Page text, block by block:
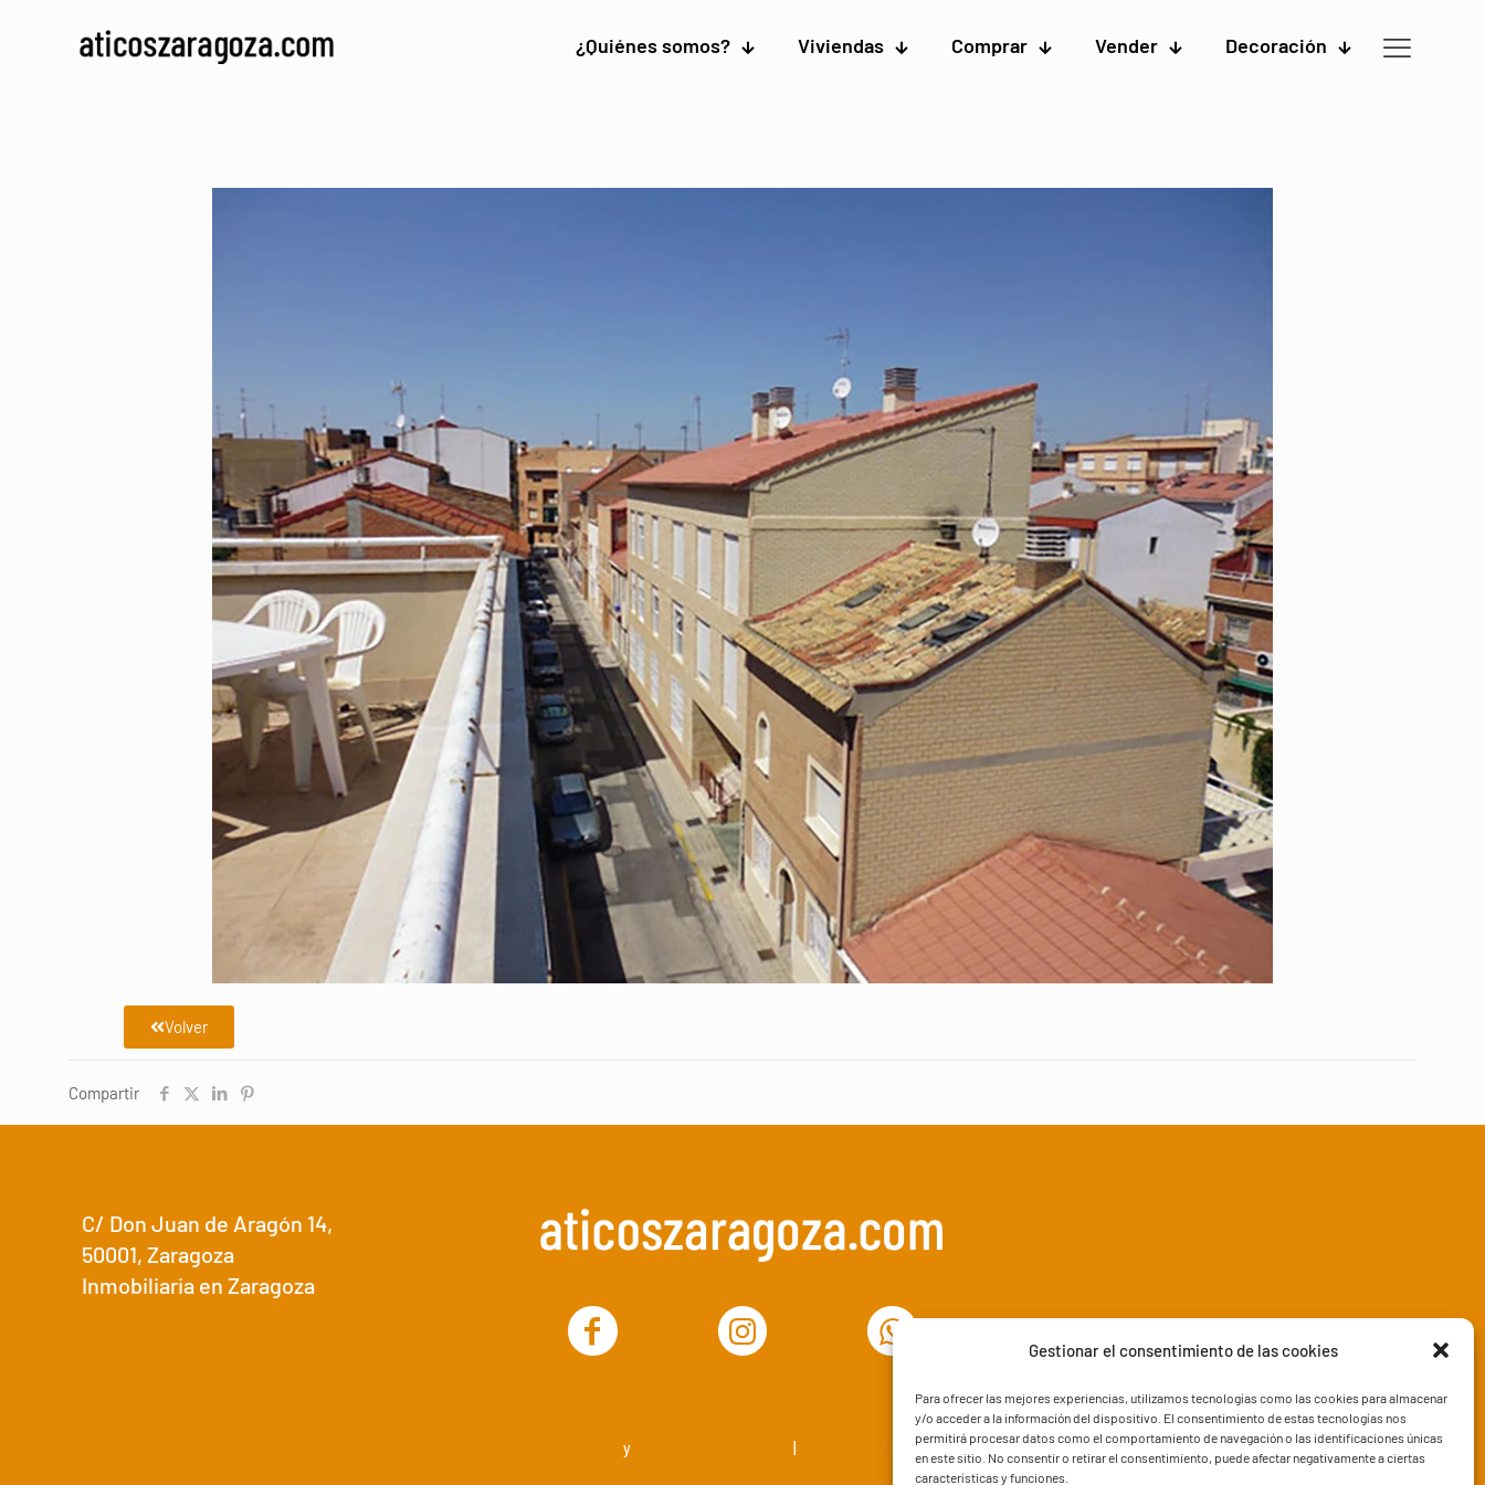
Gestionar el consentimiento de las cookies
Para ofrecer las mejores experiencias, utilizamos tecnologías como las cookies para almacenar
y/o acceder a la información del dispositivo. El consentimiento de estas tecnologías nos
permitirá procesar datos como el comportamiento de navegación o las identificaciones únicas
en este sitio. No consentir o retirar el consentimiento, puede afectar negativamente a ciertas
características y funciones.
¿Quiénes somos? Viviendas Comprar Vender Decoración
Volver
Compartir
C/ Don Juan de Aragón 14,
50001, Zaragoza
Inmobiliaria en Zaragoza
www.decorazaragoza.com
y Política de cookies